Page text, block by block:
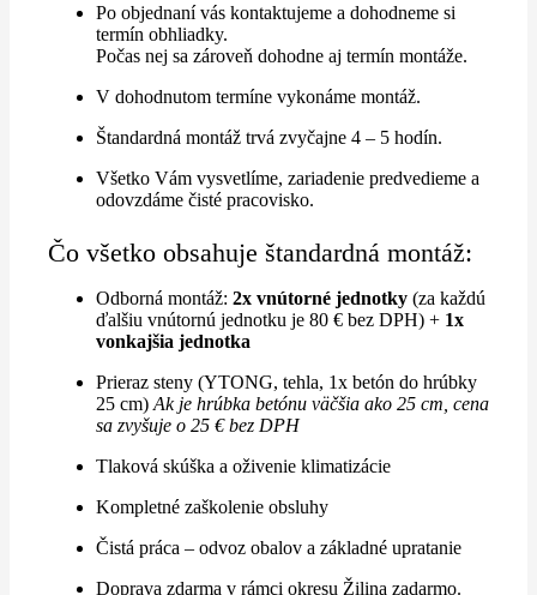
Po objednaní vás kontaktujeme a dohodneme si
termín obhliadky.
Počas nej sa zároveň dohodne aj termín montáže.
V dohodnutom termíne vykonáme montáž.
Štandardná montáž trvá zvyčajne 4 – 5 hodín.
Všetko Vám vysvetlíme, zariadenie predvedieme a
odovzdáme čisté pracovisko.
Čo všetko obsahuje štandardná montáž:
Odborná montáž: 2x vnútorné jednotky (za každú
ďalšiu vnútornú jednotku je 80 € bez DPH) + 1x
vonkajšia jednotka
Prieraz steny (YTONG, tehla, 1x betón do hrúbky
25 cm) Ak je hrúbka betónu väčšia ako 25 cm, cena
sa zvyšuje o 25 € bez DPH
Tlaková skúška a oživenie klimatizácie
Kompletné zaškolenie obsluhy
Čistá práca – odvoz obalov a základné upratanie
Doprava zdarma v rámci okresu Žilina zadarmo.